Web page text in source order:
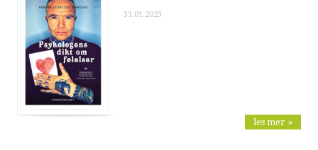
31.01.2023
les mer »